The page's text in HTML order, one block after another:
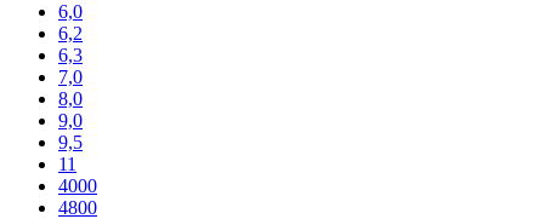
6,0
6,2
6,3
7,0
8,0
9,0
9,5
11
4000
4800